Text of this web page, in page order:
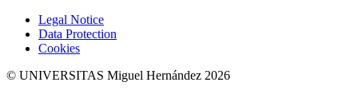
Legal Notice
Data Protection
Cookies
© UNIVERSITAS Miguel Hernández 2026